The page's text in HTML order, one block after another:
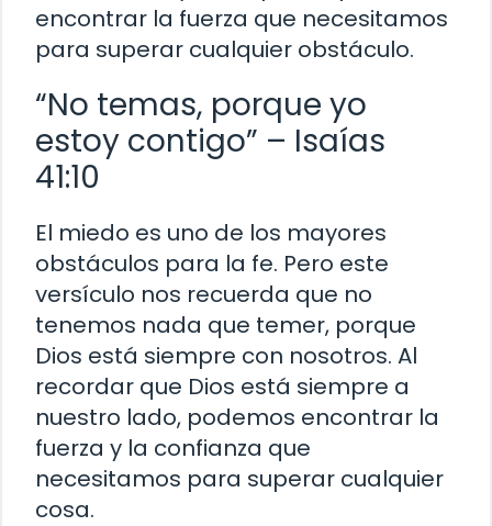
encontrar la fuerza que necesitamos
para superar cualquier obstáculo.
“No temas, porque yo
estoy contigo” – Isaías
41:10
El miedo es uno de los mayores
obstáculos para la fe. Pero este
versículo nos recuerda que no
tenemos nada que temer, porque
Dios está siempre con nosotros. Al
recordar que Dios está siempre a
nuestro lado, podemos encontrar la
fuerza y la confianza que
necesitamos para superar cualquier
cosa.